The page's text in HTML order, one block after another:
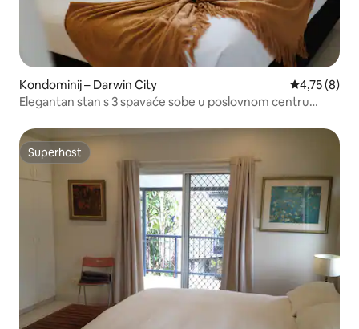
Kondominij – Darwin City Prosječna
4,75 (8)
Elegantan stan s 3 spavaće sobe u poslovnom centru
Superhost
Superhost